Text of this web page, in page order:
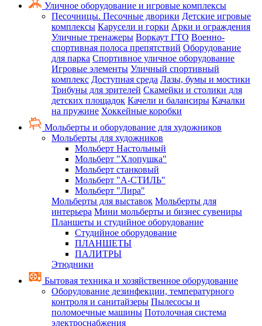
Уличное оборудование и игровые комплексы
Песочницы. Песочные дворики Детские игровые
комплексы Карусели и горки Арки и ограждения
Уличные тренажеры Воркаут ГТО Военно-
спортивная полоса препятствий Оборудование
для парка Спортивное уличное оборудование
Игровые элементы Уличный спортивный
комплекс Доступная среда Лазы, бумы и мостики
Трибуны для зрителей Скамейки и столики для
детских площадок Качели и балансиры Качалки
на пружине Хоккейные коробки
Мольберты и оборудование для художников
Мольберты для художников
Мольберт Настольный
Мольберт "Хлопушка"
Мольберт станковый
Мольберт "А-СТИЛЬ"
Мольберт "Лира"
Мольберты для выставок Мольберты для
интерьера Мини мольберты и бизнес сувениры
Планшеты и студийное оборудование
Студийное оборудование
ПЛАНШЕТЫ
ПАЛИТРЫ
Этюдники
Бытовая техника и хозяйственное оборудование
Оборудование дезинфекции, температурного
контроля и санитайзеры Пылесосы и
поломоечные машины Потолочная система
электроснабжения